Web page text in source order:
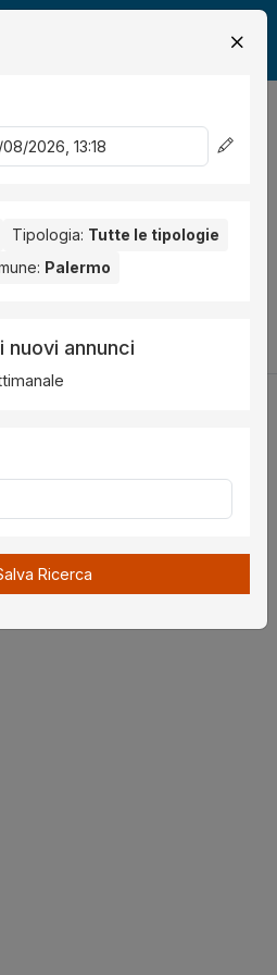
Ordina per
Palermo.
di ricerca:
Tipologia: Tutte le tipologie
Palermo
nuovi annunci
Ricerca